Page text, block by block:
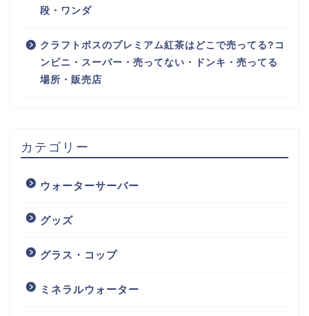
段・ワンダ
クラフトボスのプレミアム紅茶はどこで売ってる?コ
ンビニ・スーパー・売ってない・ドンキ・売ってる
場所・販売店
カテゴリー
ウォーターサーバー
グッズ
グラス・コップ
ミネラルウォーター